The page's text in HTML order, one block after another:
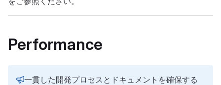
Performance
一貫した開発プロセスとドキュメントを確保する